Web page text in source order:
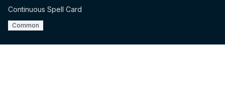
Continuous Spell Card
Common